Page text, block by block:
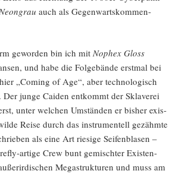
Neon­grau auch als Gegen­warts­kom­men­
gewor­den bin ich mit Nophex Gloss
und habe die Fol­ge­bän­de erst­mal bei
„Coming of Age“, aber tech­no­lo­gisch
Der jun­ge Cai­den ent­kommt der Skla­ve­rei
unter wel­chen Umstän­den er bis­her exis­
Rei­se durch das instru­men­tell gezähm­te
als eine Art rie­si­ge Sei­fen­bla­sen –
arti­ge Crew bunt gemisch­ter Exis­ten­
Mega­struk­tu­ren und muss am